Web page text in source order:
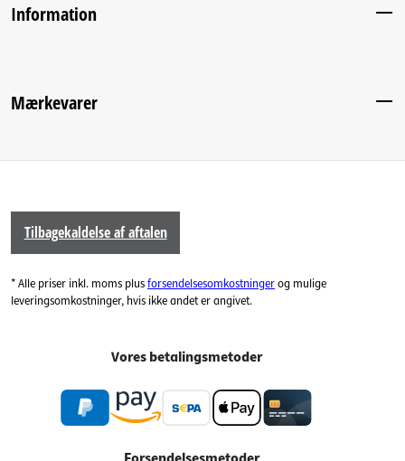
Information
Mærkevarer
Tilbagekaldelse af aftalen
* Alle priser inkl. moms plusforsendelsesomkostningerog mulige
leveringsomkostninger, hvis ikke andet er angivet.
Vores betalingsmetoder